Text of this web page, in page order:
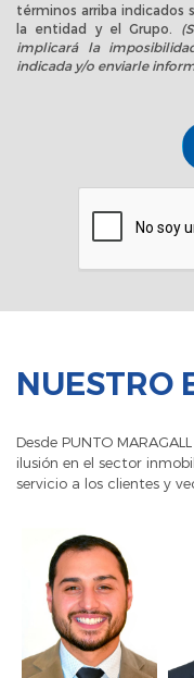
términos arriba indicados
la entidad y el Grupo.
implicará la
indicada y/o enviarle
NUESTRO
Desde PUNTO
ilusión en el sector
servicio a los clientes y